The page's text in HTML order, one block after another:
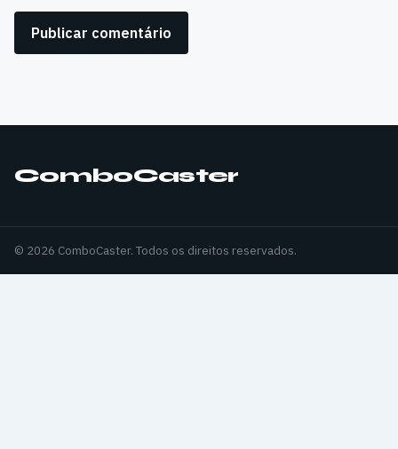
ComboCaster
© 2026 ComboCaster. Todos os direitos reservados.